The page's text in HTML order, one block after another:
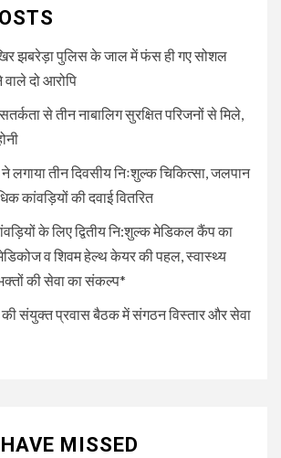
द्वितीय नि:शुल्क मेडिकल कैंप का
हेल्थ केयर की पहल, स्वास्थ्य सेवाओं
के साथ शिवभक्तों की सेवा का संकल्प*
बैठक में संगठन विस्तार और सेवा कार्यों
पर जोर
झबरेड़ा पुलिस के जाल में फंस ही गए सोशल
वाले दो आरोपि
से तीन नाबालिग सुरक्षित परिजनों से मिले,
लगाया तीन दिवसीय निःशुल्क चिकित्सा, जलपान
कांवड़ियों की दवाई वितरित
के लिए द्वितीय नि:शुल्क मेडिकल कैंप का
व शिवम हेल्थ केयर की पहल, स्वास्थ्य
की सेवा का संकल्प*
की संयुक्त प्रवास बैठक में संगठन विस्तार और सेवा
MISSED